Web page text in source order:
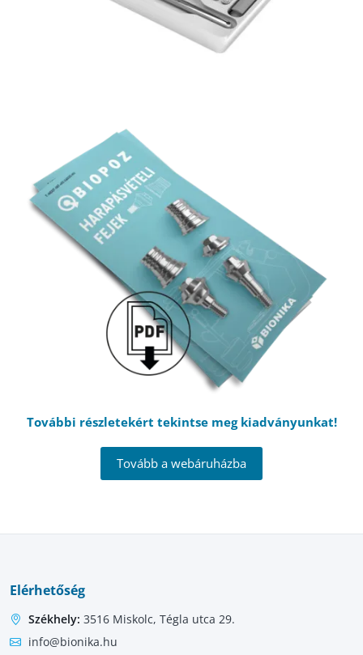
További részletekért tekintse meg kiadványunkat!
Tovább a webáruházba
Elérhetőség
Székhely: 3516 Miskolc, Tégla utca 29.
info@bionika.hu